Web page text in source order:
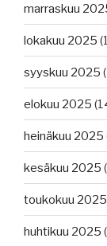
marraskuu
lokakuu 2025
syyskuu 2025
elokuu 2025
heinäkuu 2025
kesäkuu 2025
toukokuu 2025
huhtikuu 2025